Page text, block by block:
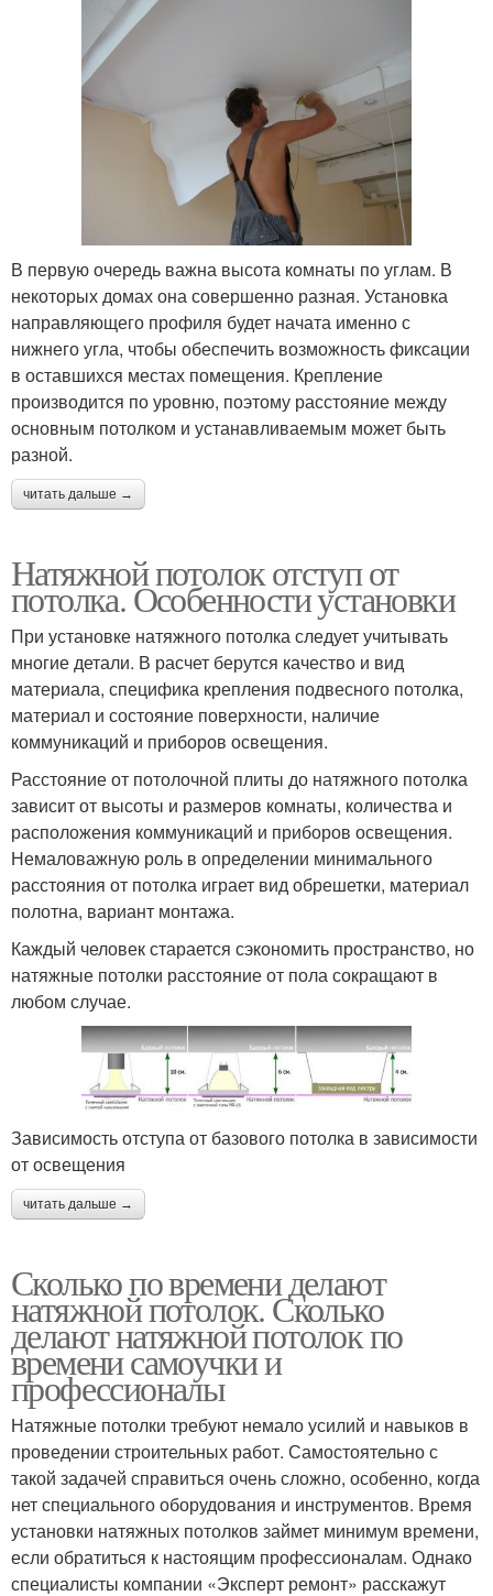
В первую очередь важна высота комнаты по углам. В
некоторых домах она совершенно разная. Установка
направляющего профиля будет начата именно с
нижнего угла, чтобы обеспечить возможность фиксации
в оставшихся местах помещения. Крепление
производится по уровню, поэтому расстояние между
основным потолком и устанавливаемым может быть
разной.
читать дальше →
Натяжной потолок отступ от
потолка. Особенности установки
При установке натяжного потолка следует учитывать
многие детали. В расчет берутся качество и вид
материала, специфика крепления подвесного потолка,
материал и состояние поверхности, наличие
коммуникаций и приборов освещения.
Расстояние от потолочной плиты до натяжного потолка
зависит от высоты и размеров комнаты, количества и
расположения коммуникаций и приборов освещения.
Немаловажную роль в определении минимального
расстояния от потолка играет вид обрешетки, материал
полотна, вариант монтажа.
Каждый человек старается сэкономить пространство, но
натяжные потолки расстояние от пола сокращают в
любом случае.
Зависимость отступа от базового потолка в зависимости
от освещения
читать дальше →
Сколько по времени делают
натяжной потолок. Сколько
делают натяжной потолок по
времени самоучки и
профессионалы
Натяжные потолки требуют немало усилий и навыков в
проведении строительных работ. Самостоятельно с
такой задачей справиться очень сложно, особенно, когда
нет специального оборудования и инструментов. Время
установки натяжных потолков займет минимум времени,
если обратиться к настоящим профессионалам. Однако
специалисты компании «Эксперт ремонт» расскажут